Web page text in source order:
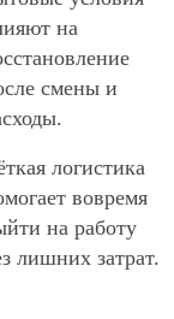
на
смены и
логистика
вовремя
на работу
лишних затрат.